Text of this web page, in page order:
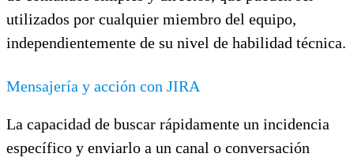
utilizados por cualquier miembro del equipo,
independientemente de su nivel de habilidad técnica.
Mensajería y acción con JIRA
La capacidad de buscar rápidamente un incidencia
específico y enviarlo a un canal o conversación